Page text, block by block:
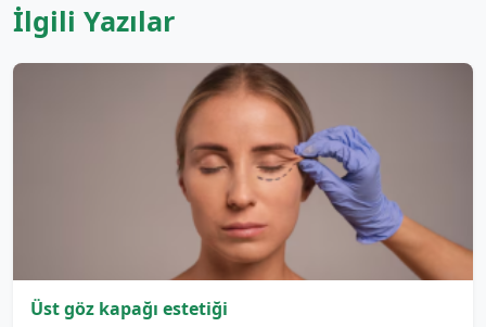
İlgili Yazılar
Üst göz kapağı estetiği